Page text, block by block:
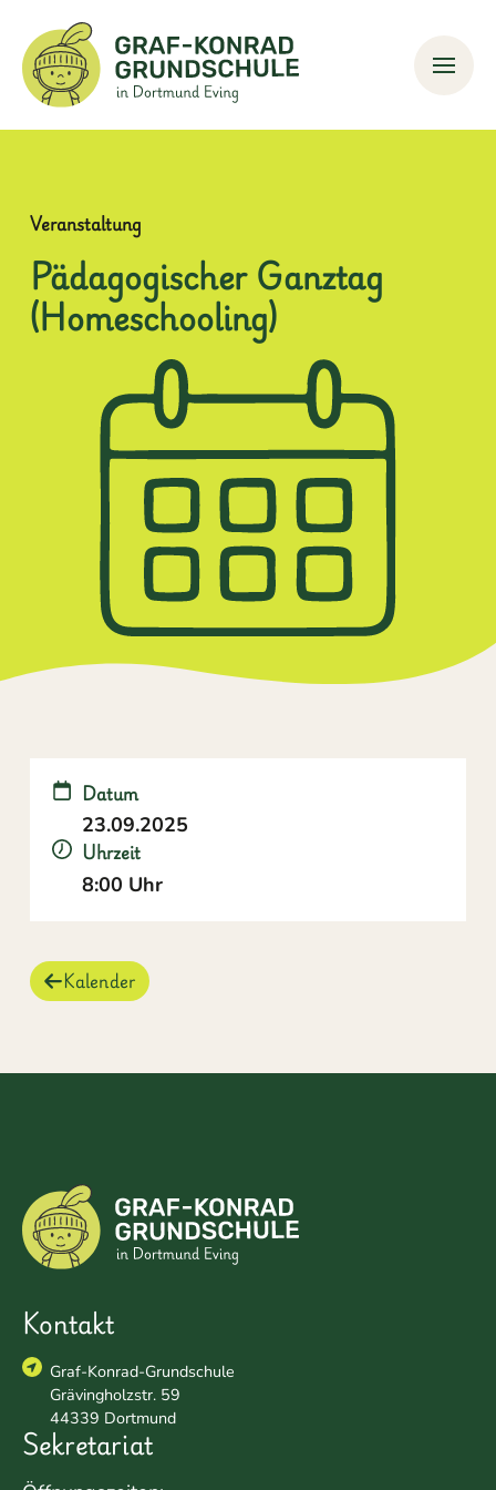
Veranstaltung
Pädagogischer Ganztag
(Homeschooling)
Datum
23.09.2025
Uhrzeit
8:00 Uhr
Kalender
Kontakt
Graf-Konrad-Grundschule
Grävingholzstr. 59
44339 Dortmund
Sekretariat